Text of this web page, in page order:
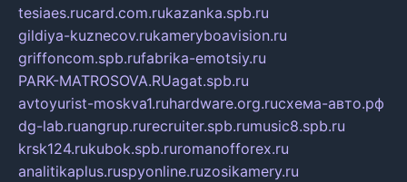
tesiaes.rucard.com.rukazanka.spb.ru
gildiya-kuznecov.rukameryboavision.ru
griffoncom.spb.rufabrika-emotsiy.ru
PARK-MATROSOVA.RUagat.spb.ru
avtoyurist-moskva1.ruhardware.org.ruсхема-авто.рф
dg-lab.ruangrup.rurecruiter.spb.rumusic8.spb.ru
krsk124.rukubok.spb.ruromanofforex.ru
analitikaplus.ruspyonline.ruzosikamery.ru